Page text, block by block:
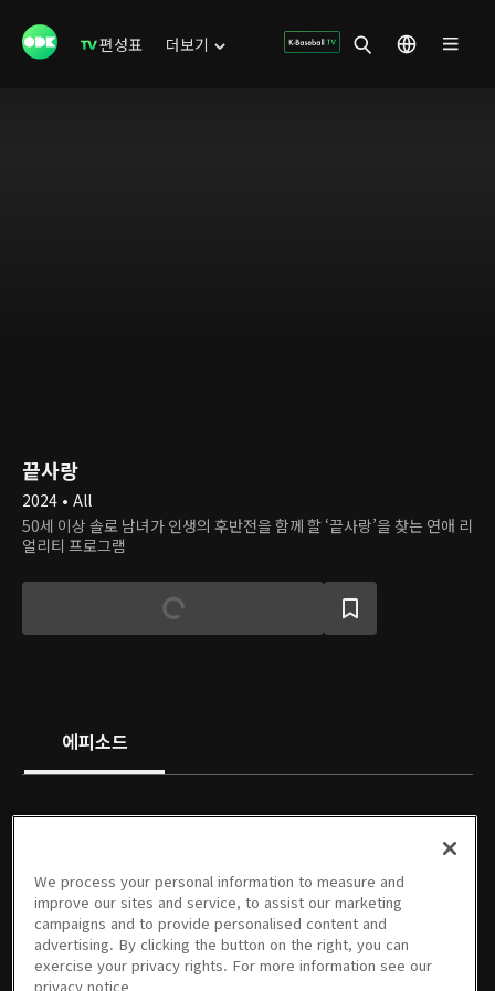
편성표 더보기
끝사랑
2024 • All
50세 이상 솔로 남녀가 인생의 후반전을 함께 할 ‘끝사랑’을 찾는 연애 리
얼리티 프로그램
에피소드
01회
08/15/2024 • 1시간 31분
02회
08/22/2024 • 1시간 31분
03회
08/29/2024 • 1시간 31분
04회
09/12/2024 • 1시간 30분
05회
09/19/2024 • 1시간 31분
We process your personal information to measure and
improve our sites and service, to assist our marketing
campaigns and to provide personalised content and
advertising. By clicking the button on the right, you can
exercise your privacy rights. For more information see our
privacy notice